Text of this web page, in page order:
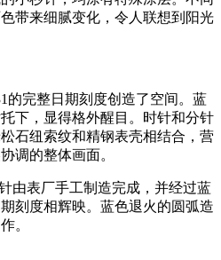
带来细腻变化，令人联想到阳光
的完整日期刻度创造了空间。蓝
下，显得格外醒目。时针和分针
石纽索纹和精钢表壳相结合，营
调的整体画面。
由表厂手工制造完成，并经过蓝
刻度相辉映。蓝色退火的圆弧造
。